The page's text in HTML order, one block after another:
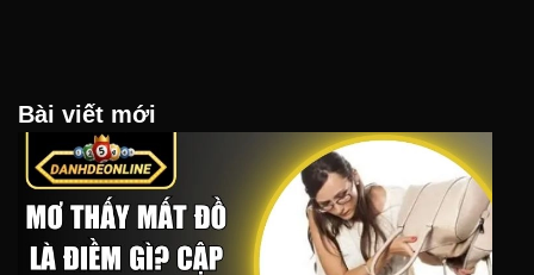
Bài viết mới